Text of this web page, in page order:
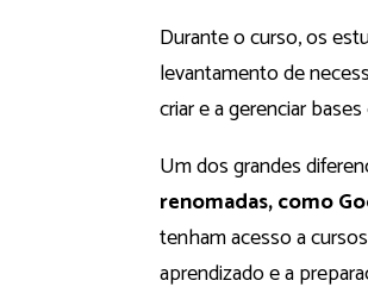
Durante o curso, os
levantamento de
criar e a gerenciar
Um dos grandes
renomadas, como
tenham acesso a
aprendizado e a